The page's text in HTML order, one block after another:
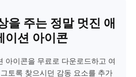
을 주는 정말 멋진 애
이션 아이콘
아이콘을 무료로 다운로드하고 여
토록 찾으시던 감동 요소를 추가